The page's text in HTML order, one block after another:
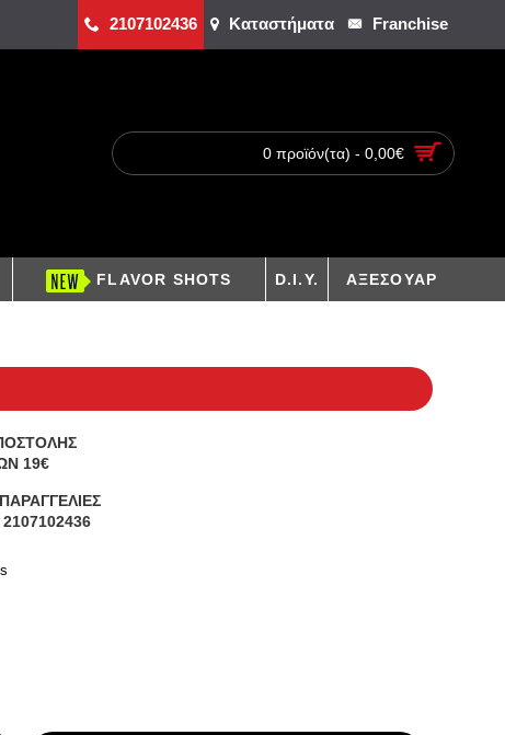
2107102436 Καταστήματα Franchise
0 προϊόν(τα) - 0,00€
FLAVOR SHOTS D.I.Y. ΑΞΕΣΟΥΑΡ
19€